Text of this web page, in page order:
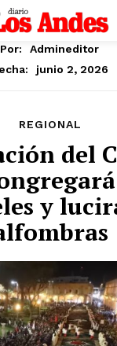
Por:
Admineditor
junio 2, 2026
REGIONAL
del
y